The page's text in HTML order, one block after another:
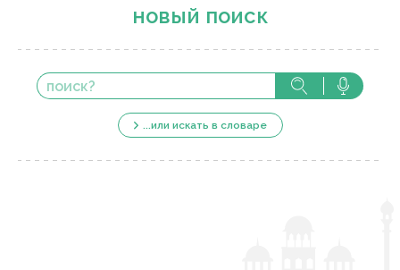
новый поиск
...или искать в словаре